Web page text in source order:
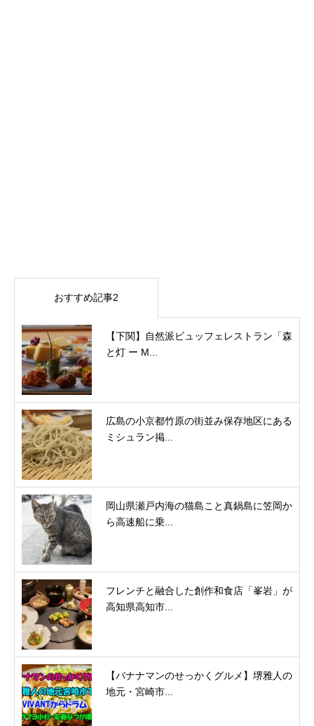
おすすめ記事2
【下関】自然派ビュッフェレストラン「森
と灯 ー M...
広島の小京都竹原の街並み保存地区にある
ミシュラン掲...
岡山県瀬戸内海の猫島こと真鍋島に笠岡か
ら高速船に乗...
フレンチと融合した創作和食店「峯岩」が
高知県高知市...
【バナナマンのせっかくグルメ】堺雅人の
地元・宮崎市...